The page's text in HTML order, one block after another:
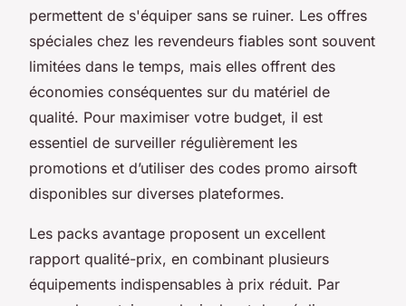
permettent de s'équiper sans se ruiner. Les offres
spéciales chez les revendeurs fiables sont souvent
limitées dans le temps, mais elles offrent des
économies conséquentes sur du matériel de
qualité. Pour maximiser votre budget, il est
essentiel de surveiller régulièrement les
promotions et d’utiliser des codes promo airsoft
disponibles sur diverses plateformes.
Les packs avantage proposent un excellent
rapport qualité-prix, en combinant plusieurs
équipements indispensables à prix réduit. Par